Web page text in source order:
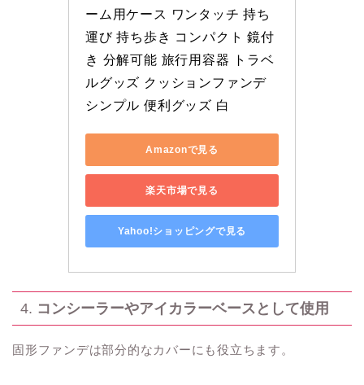
ーム用ケース ワンタッチ 持ち
運び 持ち歩き コンパクト 鏡付
き 分解可能 旅行用容器 トラベ
ルグッズ クッションファンデ
シンプル 便利グッズ 白
Amazonで見る
楽天市場で見る
Yahoo!ショッピングで見る
4. コンシーラーやアイカラーベースとして使用
固形ファンデは部分的なカバーにも役立ちます。